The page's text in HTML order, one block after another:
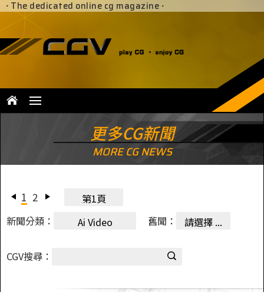
· The dedicated online cg magazine ·
更多CG新聞
MORE CG NEWS
1 2
第1頁
新聞分類：
Ai Video 舊聞： 請選擇 ...
CGV搜尋：